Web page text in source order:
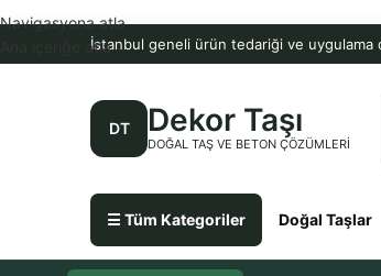
İstanbul geneli ürün tedariği ve uygulama
DT Dekor Taşı
DOĞAL TAŞ VE BETON ÇÖZÜMLERI
☰ Tüm Kategoriler Doğal Taşlar
Navigasyona atla
Ana içeriğe atla